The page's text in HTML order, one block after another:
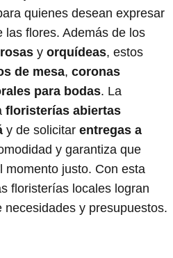
quienes desean expresar
las flores. Además de los
y orquídeas, estos
de mesa, coronas
para bodas. La
floristerías abiertas
y de solicitar entregas a
y garantiza que
momento justo. Con esta
floristerías locales logran
y presupuestos.